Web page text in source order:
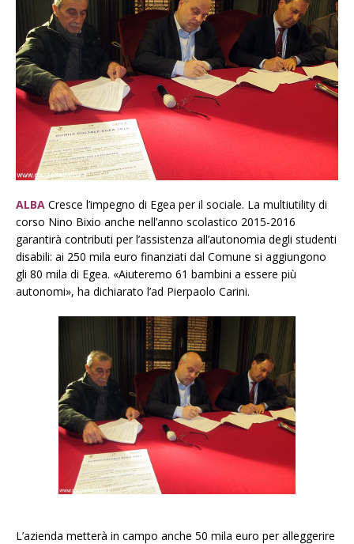
ALBA Cresce l’impegno di Egea per il sociale. La multiutility di
corso Nino Bixio anche nell’anno scolastico 2015-2016
garantirà contributi per l’assistenza all’autonomia degli studenti
disabili: ai 250 mila euro finanziati dal Comune si aggiungono
gli 80 mila di Egea. «Aiuteremo 61 bambini a essere più
autonomi», ha dichiarato l’ad Pierpaolo Carini.
L’azienda metterà in campo anche 50 mila euro per alleggerire